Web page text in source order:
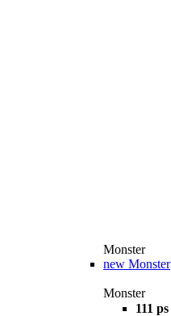
Monster
new Monster
Monster
111 ps